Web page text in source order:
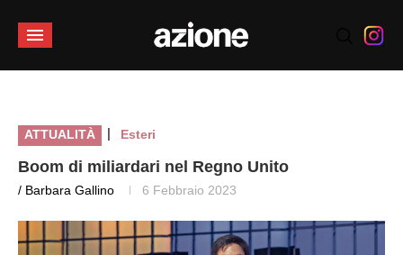
ATTUALITÀ | Esteri
Boom di miliardari nel Regno Unito
/ Barbara Gallino 6 Febbraio 2023